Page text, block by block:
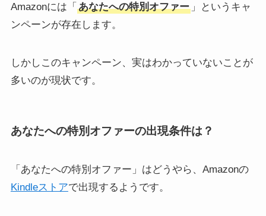
Amazonには「 あなたへの特別オファー」というキャ
ンペーンが存在します。
しかしこのキャンペーン、実はわかっていないことが
多いのが現状です。
あなたへの特別オファーの出現条件は？
「あなたへの特別オファー」はどうやら、Amazonの
Kindleストアで出現するようです。